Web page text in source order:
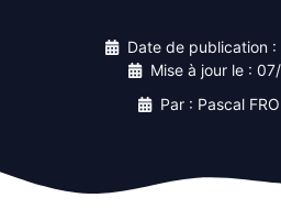
Date de publication :
Mise à jour le :
Par : Pascal